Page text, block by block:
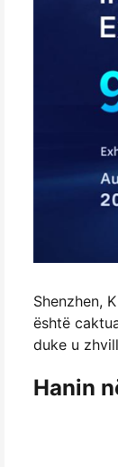
Shenzhen,
është
duke u
Hanin